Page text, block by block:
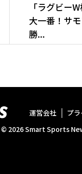
「ラグビー
大一番！サ
勝...
運営会社 プ
© 2026Smart Sports